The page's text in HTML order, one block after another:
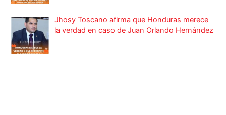
Jhosy Toscano afirma que Honduras merece
la verdad en caso de Juan Orlando Hernández